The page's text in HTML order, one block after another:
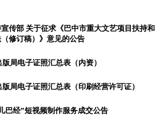
传部 关于征求《巴中市重大文艺项目扶持和
修订稿）》意见的公告
局电子证照汇总表（内资）
局电子证照汇总表（印刷经营许可证）
巴经”短视频制作服务成交公告